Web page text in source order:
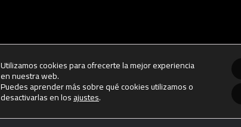
Política de privacidad
Utilizamos cookies para ofrecerte la mejor experiencia
en nuestra web.
Puedes aprender más sobre qué cookies utilizamos o
desactivarlas en losajustes.